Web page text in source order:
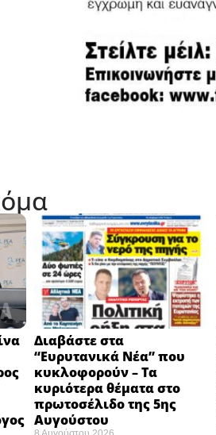
Διαβάστε στα
“Ευρυτανικά Νέα” που
κυκλοφορούν – Τα
κυριότερα θέματα στο
πρωτοσέλιδο της 5ης
Αυγούστου